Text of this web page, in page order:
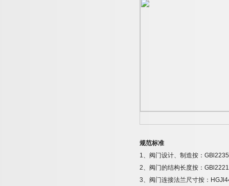
规范标准
1、阀门设计、制造按： GBl2235
2、阀门的结构长度按： GBl2221
3、阀门连接法兰尺寸按：